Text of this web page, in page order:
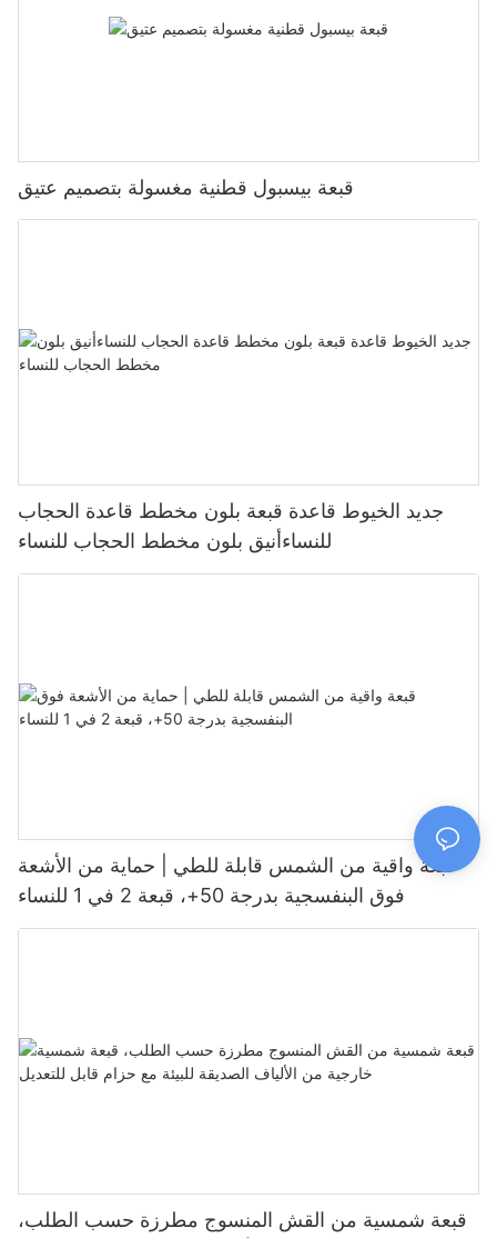
قبعة بيسبول قطنية مغسولة بتصميم عتيق
جديد الخيوط قاعدة قبعة بلون مخطط قاعدة الحجاب
للنساءأنيق بلون مخطط الحجاب للنساء
قبعة واقية من الشمس قابلة للطي | حماية من الأشعة
فوق البنفسجية بدرجة 50+، قبعة 2 في 1 للنساء
قبعة شمسية من القش المنسوج مطرزة حسب الطلب،